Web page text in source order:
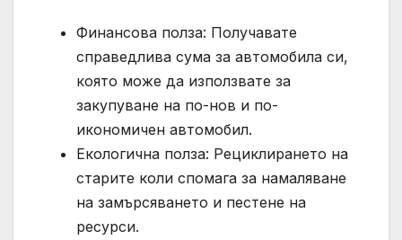
Финансова полза: Получавате
справедлива сума за автомобила си,
която може да използвате за
закупуване на по-нов и по-
икономичен автомобил.
Екологична полза: Рециклирането на
старите коли спомага за намаляване
на замърсяването и пестене на
ресурси.